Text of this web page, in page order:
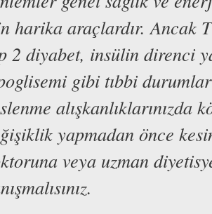
harika araçlardır. Ancak
2 diyabet, insülin direnci
gibi tıbbi
alışkanlıklarınızda
yapmadan önce
veya uzman